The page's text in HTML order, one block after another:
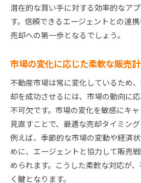
潜在的な買い手に対する効率的なア
す。信頼できるエージェントとの連
売却への第一歩となるでしょう。
市場の変化に応じた柔軟な販売
不動産市場は常に変化しているため
却を成功させるには、市場の動向に
不可欠です。市場の変化を敏感にキ
見直すことで、最適な売却タイミング
例えば、季節的な市場の変動や経済
めに、エージェントと協力して販売
められます。こうした柔軟な対応が
く鍵となります。